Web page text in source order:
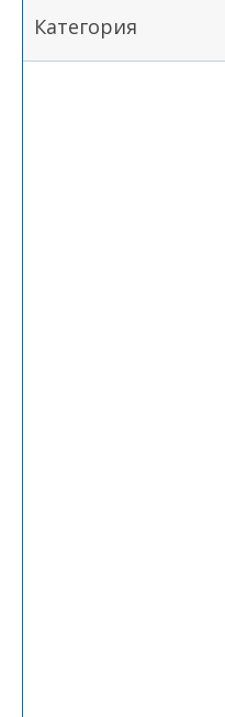
Категория